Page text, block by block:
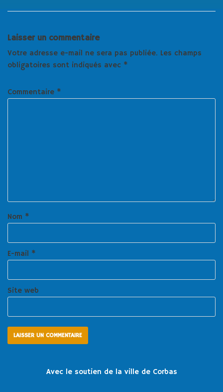
Laisser un commentaire
Votre adresse e-mail ne sera pas publiée. Les champs
obligatoires sont indiqués avec *
Commentaire *
Nom *
E-mail *
Site web
Avec le soutien de la ville de Corbas